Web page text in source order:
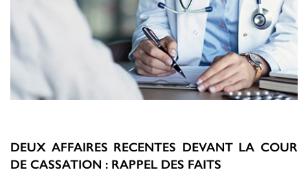
DEUX AFFAIRES RECENTES DEVANT LA COUR
DE CASSATION : RAPPEL DES FAITS